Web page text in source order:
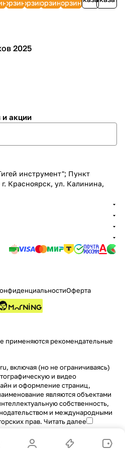
корзинукорзинукорзинукорзину
2025
и акции
инструмент"; Пункт
Красноярск, ул. Калинина,
Оферта
применяются рекомендательные
включая (но не ограничиваясь)
и видео
и оформление страниц,
являются объектами
собственность,
и международными
прав. Читать далее